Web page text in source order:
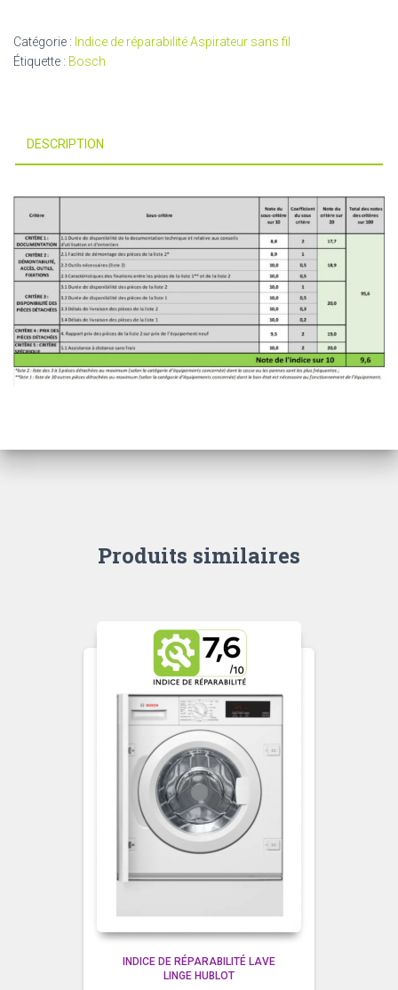
Catégorie : Indice de réparabilité Aspirateur sans fil
Étiquette : Bosch
DESCRIPTION
Produits similaires
INDICE DE RÉPARABILITÉ LAVE
LINGE HUBLOT